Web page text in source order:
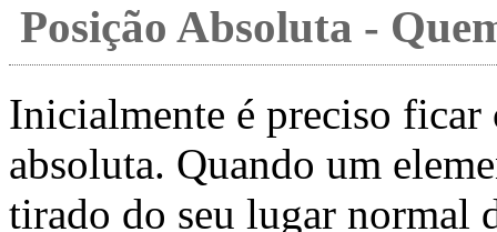
Posição Absoluta -
Inicialmente é preciso ficar
absoluta. Quando um
tirado do seu lugar normal